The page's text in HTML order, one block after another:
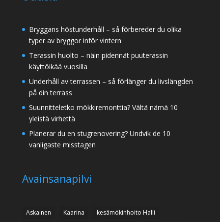
Bryggans höstunderhåll – så förbereder du olika
typer av bryggor inför vintern
Terassin huolto – näin pidennät puuterassin
käyttöikää vuosilla
Underhåll av terrassen – så förlänger du livslängden
på din terrass
Suunnitteletko mökkiremonttia? Vältä nämä 10
yleistä virhettä
Planerar du en stugrenovering? Undvik de 10
vanligaste misstagen
Avainsanapilvi
Askainen Kaarina
kesämökinhoito Halli